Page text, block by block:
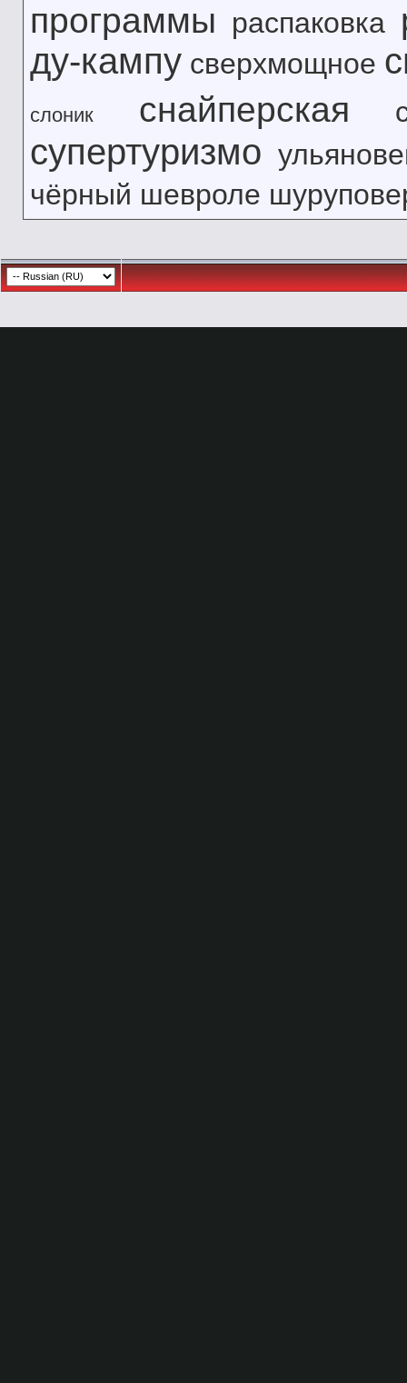
программы распаковка
ду-кампу сверхмощное
слоник снайперская
супертуризмо
чёрный шевроле